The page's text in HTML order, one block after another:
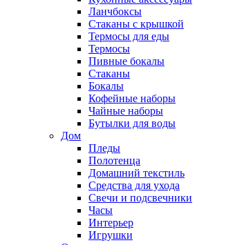
Ланчбоксы
Стаканы с крышкой
Термосы для еды
Термосы
Пивные бокалы
Стаканы
Бокалы
Кофейные наборы
Чайные наборы
Бутылки для воды
Дом
Пледы
Полотенца
Домашний текстиль
Средства для ухода
Свечи и подсвечники
Часы
Интерьер
Игрушки